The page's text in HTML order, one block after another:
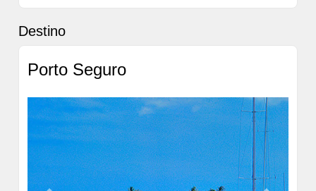
nuestras 2 piscinas para niños con diversos juguetes
agua calentada; cócteles y aperitivos; corta a Sunset
sorprenda con nuestras cenas temáticas.
Disfrute un increible desayuno con delicias de la región y
una diversidad que hace agua la boca. El restaurante
ofrece lo mejor de la cocina nacional e internacional con
menú a la carta para almuerzo y buffet para la cena
servido de las 18:30 a las 21h.
Destino
Porto Seguro